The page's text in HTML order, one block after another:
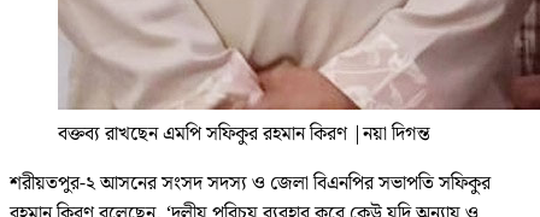
বক্তব্য রাখছেন এমপি সফিকুর রহমান কিরণ |নয়া দিগন্ত
শরীয়তপুর-২ আসনের সংসদ সদস্য ও জেলা বিএনপির সভাপতি সফিকুর